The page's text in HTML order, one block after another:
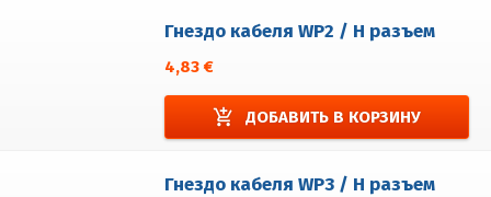
Гнездо кабеля WP2 / H разъем
4,83 €
add_shopping_cart ДОБАВИТЬ В КОРЗИНУ
Гнездо кабеля WP3 / H разъем